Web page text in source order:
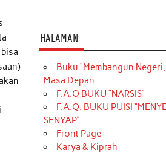
HALAMAN
Buku “Membangun
Masa Depan
F.A.Q BUKU “NARSIS”
F.A.Q. BUKU PUISI
SENYAP”
Front Page
Karya & Kiprah